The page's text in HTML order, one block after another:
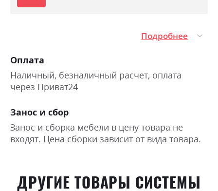
Подробнее
Оплата
Наличный, безналичный расчет, оплата
через Приват24
Занос и сбор
Занос и сборка мебели в цену товара не
входят. Цена сборки зависит от вида товара.
ДРУГИЕ ТОВАРЫ СИСТЕМЫ